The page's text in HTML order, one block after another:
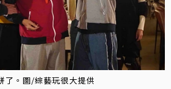
了。圖/綜藝玩很大提供